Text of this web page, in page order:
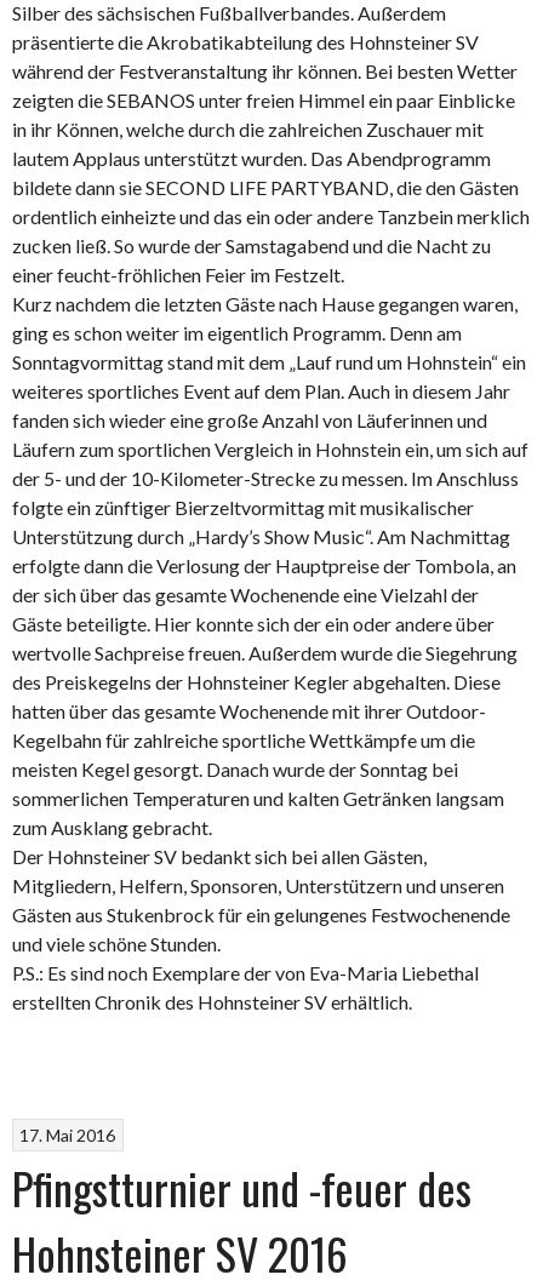
Silber des sächsischen Fußballverbandes. Außerdem
präsentierte die Akrobatikabteilung des Hohnsteiner SV
während der Festveranstaltung ihr können. Bei besten Wetter
zeigten die SEBANOS unter freien Himmel ein paar Einblicke
in ihr Können, welche durch die zahlreichen Zuschauer mit
lautem Applaus unterstützt wurden. Das Abendprogramm
bildete dann sie SECOND LIFE PARTYBAND, die den Gästen
ordentlich einheizte und das ein oder andere Tanzbein merklich
zucken ließ. So wurde der Samstagabend und die Nacht zu
einer feucht-fröhlichen Feier im Festzelt.
Kurz nachdem die letzten Gäste nach Hause gegangen waren,
ging es schon weiter im eigentlich Programm. Denn am
Sonntagvormittag stand mit dem „Lauf rund um Hohnstein“ ein
weiteres sportliches Event auf dem Plan. Auch in diesem Jahr
fanden sich wieder eine große Anzahl von Läuferinnen und
Läufern zum sportlichen Vergleich in Hohnstein ein, um sich auf
der 5- und der 10-Kilometer-Strecke zu messen. Im Anschluss
folgte ein zünftiger Bierzeltvormittag mit musikalischer
Unterstützung durch „Hardy’s Show Music“. Am Nachmittag
erfolgte dann die Verlosung der Hauptpreise der Tombola, an
der sich über das gesamte Wochenende eine Vielzahl der
Gäste beteiligte. Hier konnte sich der ein oder andere über
wertvolle Sachpreise freuen. Außerdem wurde die Siegehrung
des Preiskegelns der Hohnsteiner Kegler abgehalten. Diese
hatten über das gesamte Wochenende mit ihrer Outdoor-
Kegelbahn für zahlreiche sportliche Wettkämpfe um die
meisten Kegel gesorgt. Danach wurde der Sonntag bei
sommerlichen Temperaturen und kalten Getränken langsam
zum Ausklang gebracht.
Der Hohnsteiner SV bedankt sich bei allen Gästen,
Mitgliedern, Helfern, Sponsoren, Unterstützern und unseren
Gästen aus Stukenbrock für ein gelungenes Festwochenende
und viele schöne Stunden.
P.S.: Es sind noch Exemplare der von Eva-Maria Liebethal
erstellten Chronik des Hohnsteiner SV erhältlich.
17. Mai 2016
Pfingstturnier und -feuer des
Hohnsteiner SV 2016